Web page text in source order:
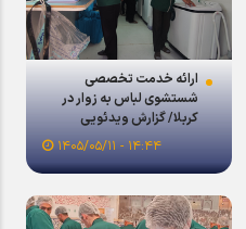
ارائه خدمت تخصصی
شستشوی لباس به زوار در
کربلا/ گزارش ویدئویی
۱۴:۴۴ - ۱۴۰۵/۰۵/۱۱